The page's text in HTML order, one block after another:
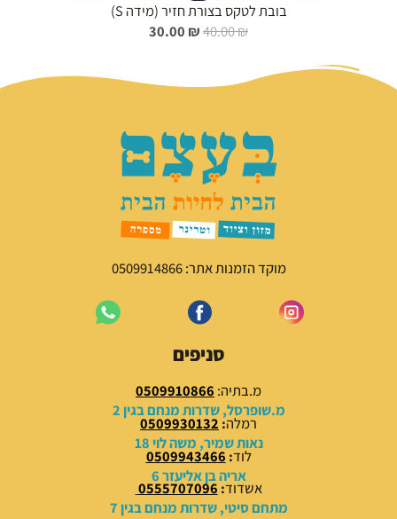
בובת לטקס בצורת חזיר (מידה S)
40.00₪
ה
י
מ
ק
ר
י
ה
י
:
4
.
0
0
₪
.
30.00 ₪
ה
י
נ
ו
ח
י
ה
ו
0
0
₪
.
מוקד הזמנות אתר: 0509914866
סניפים
מ.בתיה: 0509910866
מ.שופרסל, שדרות מנחם בגין 2
רמלה:
0509930132
נאות שמיר, משה לוי 18
לוד:
0509943466
אריה בן אליעזר 6
אשדוד:
0555707096
מתחם סיטי, שדרות מנחם בגין 7